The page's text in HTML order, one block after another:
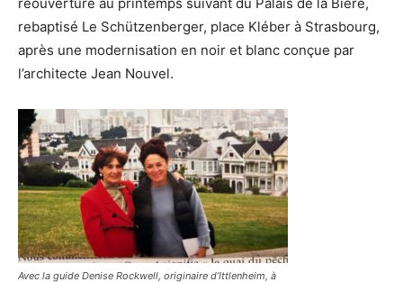
réouverture au printemps suivant du Palais de la Bière,
rebaptisé Le Schützenberger, place Kléber à Strasbourg,
après une modernisation en noir et blanc conçue par
l’architecte Jean Nouvel.
Avec la guide Denise Rockwell, originaire d’Ittlenheim, à